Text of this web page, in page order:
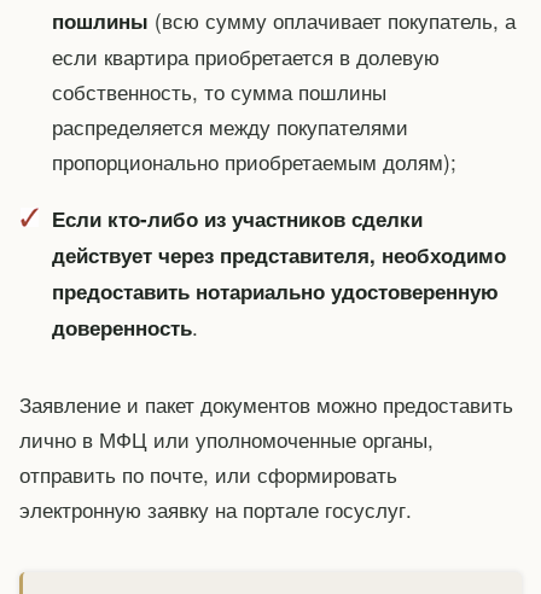
пошлины (всю сумму оплачивает покупатель, а
если квартира приобретается в долевую
собственность, то сумма пошлины
распределяется между покупателями
пропорционально приобретаемым долям);
Если кто-либо из участников сделки
действует через представителя, необходимо
предоставить нотариально удостоверенную
доверенность.
Заявление и пакет документов можно предоставить
лично в МФЦ или уполномоченные органы,
отправить по почте, или сформировать
электронную заявку на портале госуслуг.